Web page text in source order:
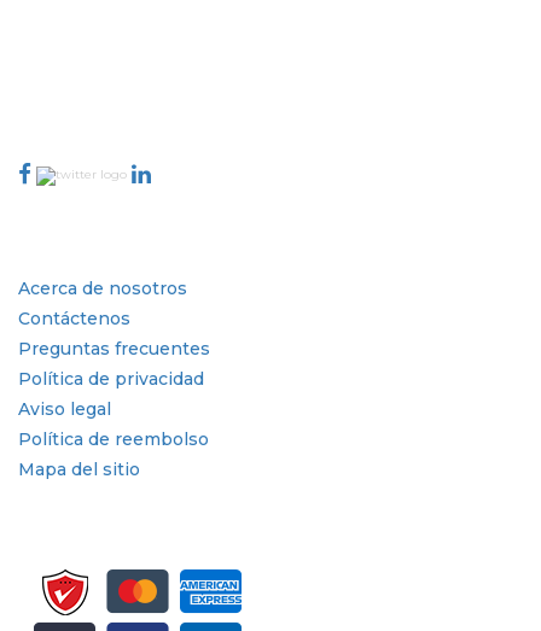
Acerca de nosotros
Contáctenos
Preguntas frecuentes
Política de privacidad
Aviso legal
Política de reembolso
Mapa del sitio